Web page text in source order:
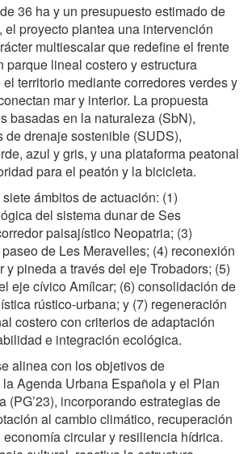
36 ha y un presupuesto estimado de
el proyecto plantea una intervención
multiescalar que redefine el frente
parque lineal costero y estructura
territorio mediante corredores verdes y
mar y interior. La propuesta
basadas en la naturaleza (SbN),
de drenaje sostenible (SUDS),
azul y gris, y una plataforma peatonal
para el peatón y la bicicleta.
ámbitos de actuación: (1)
del sistema dunar de Ses
paisajístico Neopatria; (3)
de Les Meravelles; (4) reconexión
y pineda a través del eje Trobadors; (5)
eje cívico Amílcar; (6) consolidación de
rústico-urbana; y (7) regeneración
costero con criterios de adaptación
e integración ecológica.
alinea con los objetivos de
Agenda Urbana Española y el Plan
(PG’23), incorporando estrategias de
al cambio climático, recuperación
circular y resiliencia hídrica.